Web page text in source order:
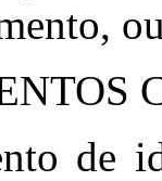
de